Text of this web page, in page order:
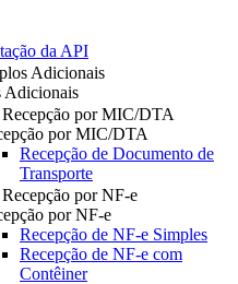
da API
Adicionais
Adicionais
Recepção por MIC/DTA
por MIC/DTA
Recepção de Documento de
Transporte
Recepção por NF-e
por NF-e
Recepção de NF-e Simples
Recepção de NF-e com
Contêiner